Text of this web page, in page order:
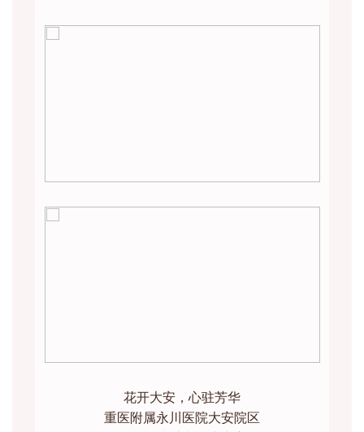
花开大安，心驻芳华
重医附属永川医院大安院区